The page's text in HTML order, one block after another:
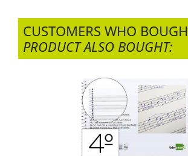
CUSTOMERS WHO
PRODUCT ALSO BOUGHT: